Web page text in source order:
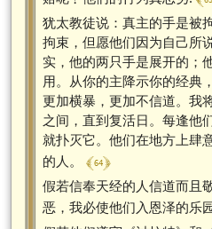
犹太教徒说：真主的手是被
拘束，但愿他们因为自己所
实，他的两只手是展开的；
用。从你的主降示你的经典
更加横暴，更加不信道。我
之间，直到复活日。每逢他
就扑灭它。他们在地方上肆
的人。 ﴾ 64 ﴿
假若信奉天经的人信道而且
恶，我必使他们入恩泽的乐